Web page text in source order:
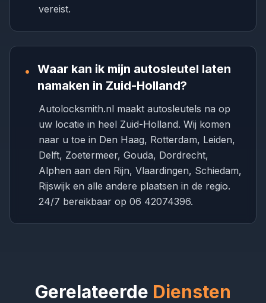
vereist.
• Waar kan ik mijn autosleutel laten
namaken in Zuid-Holland?
Autolocksmith.nl maakt autosleutels na op
uw locatie in heel Zuid-Holland. Wij komen
naar u toe in Den Haag, Rotterdam, Leiden,
Delft, Zoetermeer, Gouda, Dordrecht,
Alphen aan den Rijn, Vlaardingen, Schiedam,
Rijswijk en alle andere plaatsen in de regio.
24/7 bereikbaar op 06 42074396.
Gerelateerde Diensten